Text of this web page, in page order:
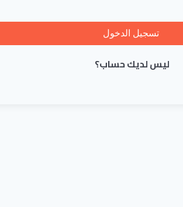
تسجيل الدخول
ليس لديك حساب؟